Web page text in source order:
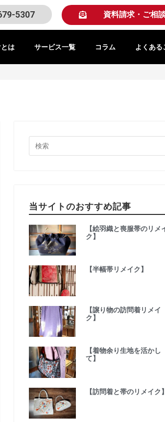
5307 資料請求・ご相
は サービス一覧 コラム よくある
当サイトのおすすめ記事
【絵羽織と喪服帯のリメ
ク】
【半幅帯リメイク】
【譲り物の訪問着リメイ
ク】
【着物余り生地を活かし
て】
【訪問着と帯のリメイク】